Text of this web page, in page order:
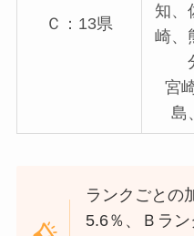
Ｃ：13県
知、
崎、
宮
島
ランクごとの
5.6％、Ｂラ